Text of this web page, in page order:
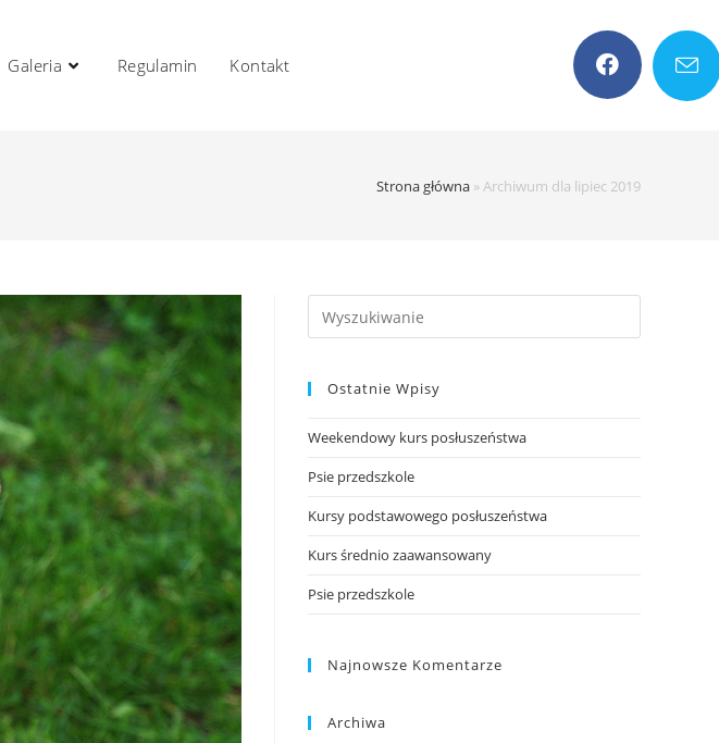
Galeria Regulamin Kontakt
Strona główna » Archiwum dla lipiec 2019
Search
this
Ostatnie Wpisy
Weekendowy kurs posłuszeństwa
Psie przedszkole
Kursy podstawowego posłuszeństwa
Kurs średnio zaawansowany
Psie przedszkole
Najnowsze Komentarze
Archiwa